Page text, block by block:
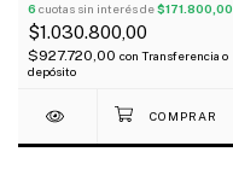
200 Watts
6 cuotas sin interés de$171.800,00
$1.030.800,00
$927.720,00 con Transferencia o
depósito